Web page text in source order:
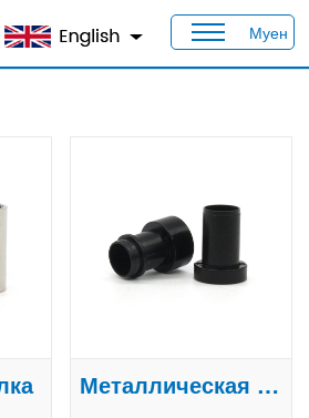
Муен
Изготовленные на заказ втулки
Металлическая втулка